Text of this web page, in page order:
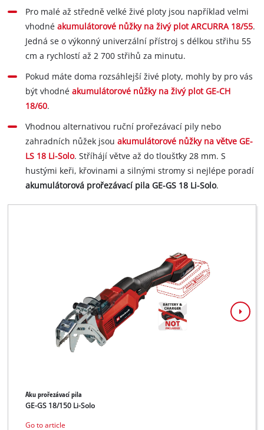
Pro malé až středně velké živé ploty jsou například velmi
vhodnéakumulátorové nůžky na živý plot ARCURRA 18/55.
Jedná se o výkonný univerzální přístroj s délkou střihu 55
cm a rychlostí až 2 700 střihů za minutu.
Pokud máte doma rozsáhlejší živé ploty, mohly by pro vás
být vhodnéakumulátorové nůžky na živý plot GE-CH
18/60.
Vhodnou alternativou ruční prořezávací pily nebo
zahradních nůžek jsouakumulátorové nůžky na větve GE-
LS 18 Li-Solo. Stříhájí větve až do tloušťky 28 mm. S
hustými keři, křovinami a silnými stromy si nejlépe poradí
akumulátorová prořezávací pila GE-GS 18 Li-Solo.
Aku prořezávací pila
GE-GS 18/150 Li-Solo
Go to article